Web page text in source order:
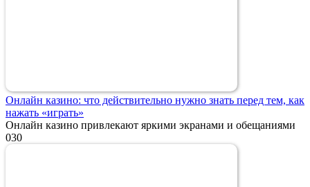
Онлайн казино: что действительно нужно знать перед тем, как
нажать «играть»
Онлайн казино привлекают яркими экранами и обещаниями
030